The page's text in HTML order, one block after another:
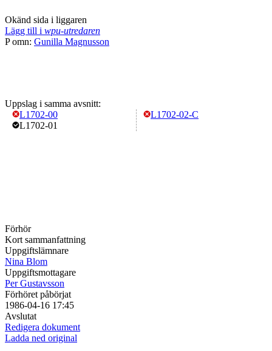
Okänd sida i liggaren
Lägg till i wpu-utredaren
P omn: Gunilla Magnusson
Uppslag i samma avsnitt:
L1702-00
L1702-01
L1702-02-C
Förhör
Kort sammanfattning
Uppgiftslämnare
Nina Blom
Uppgiftsmottagare
Per Gustavsson
Förhöret påbörjat
1986-04-16 17:45
Avslutat
Redigera dokument
Ladda ned original